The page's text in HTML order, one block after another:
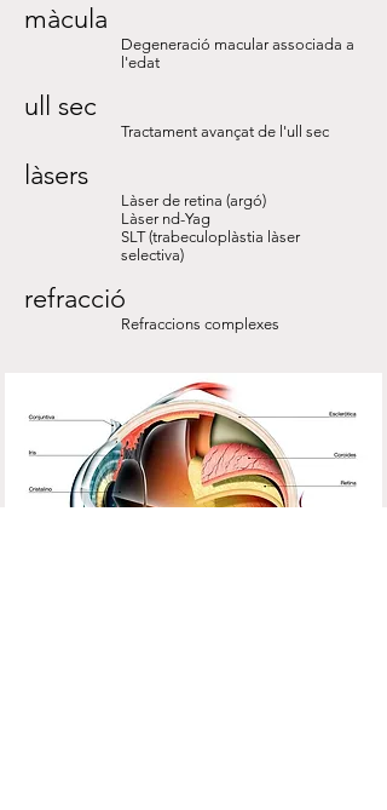
màcula
Degeneració macular associada a
'edat
ull sec
Tractament avançat de l'ull sec
làsers
Làser de retina (argó)
Làser nd-Yag
SLT (trabeculoplàstia làser
selectiva)
refracció
Refraccions complexes